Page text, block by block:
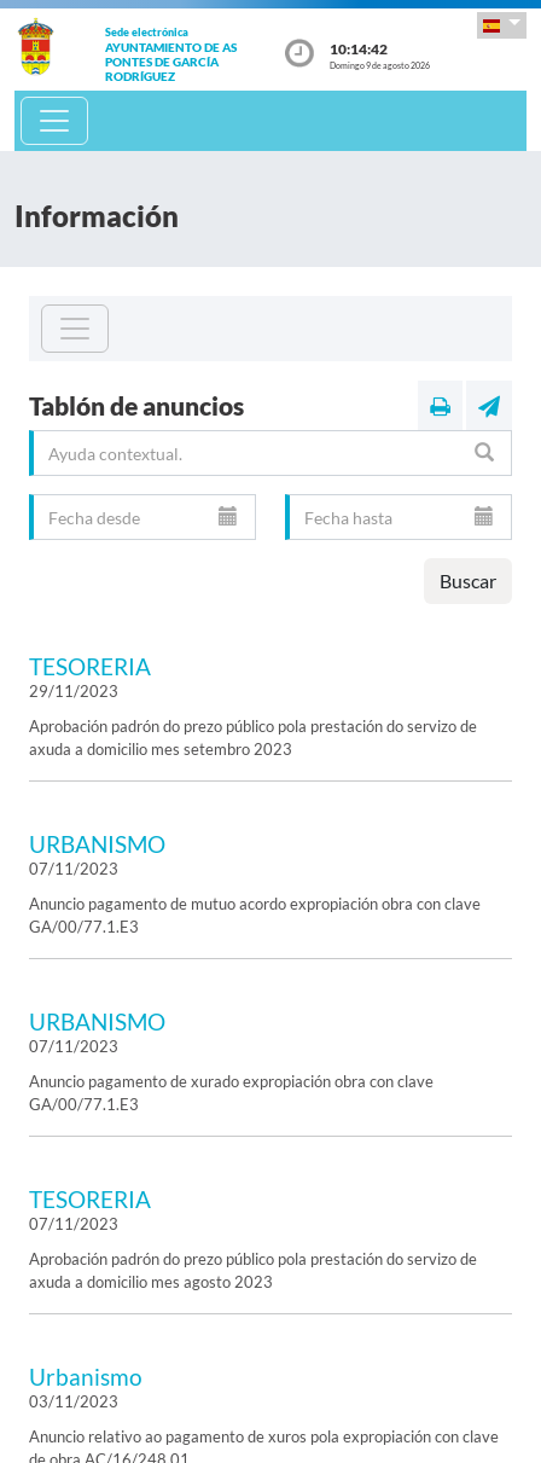
Sede electrónica
AYUNTAMIENTO DE AS
PONTES DE GARCÍA
RODRÍGUEZ
10:14:43
Domingo 9 de agosto 2026
Información
Tablón de anuncios
Buscar
TESORERIA
29/11/2023
Aprobación padrón do prezo público pola prestación do servizo de
axuda a domicilio mes setembro 2023
URBANISMO
07/11/2023
Anuncio pagamento de mutuo acordo expropiación obra con clave
GA/00/77.1.E3
URBANISMO
07/11/2023
Anuncio pagamento de xurado expropiación obra con clave
GA/00/77.1.E3
TESORERIA
07/11/2023
Aprobación padrón do prezo público pola prestación do servizo de
axuda a domicilio mes agosto 2023
Urbanismo
03/11/2023
Anuncio relativo ao pagamento de xuros pola expropiación con clave